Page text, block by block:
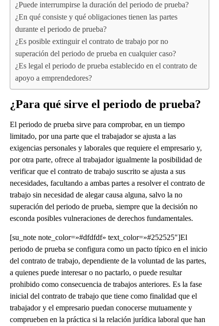
¿Puede interrumpirse la duración del periodo de prueba?
¿En qué consiste y qué obligaciones tienen las partes
durante el periodo de prueba?
¿Es posible extinguir el contrato de trabajo por no
superación del periodo de prueba en cualquier caso?
¿Es legal el periodo de prueba establecido en el contrato de
apoyo a emprendedores?
¿Para qué sirve el periodo de prueba?
El periodo de prueba sirve para comprobar, en un tiempo
limitado, por una parte que el trabajador se ajusta a las
exigencias personales y laborales que requiere el empresario y,
por otra parte, ofrece al trabajador igualmente la posibilidad de
verificar que el contrato de trabajo suscrito se ajusta a sus
necesidades, facultando a ambas partes a resolver el contrato de
trabajo sin necesidad de alegar causa alguna, salvo la no
superación del periodo de prueba, siempre que la decisión no
esconda posibles vulneraciones de derechos fundamentales.
[su_note note_color=»#dfdfdf» text_color=»#252525″]El
periodo de prueba se configura como un pacto típico en el inicio
del contrato de trabajo, dependiente de la voluntad de las partes,
a quienes puede interesar o no pactarlo, o puede resultar
prohibido como consecuencia de trabajos anteriores. Es la fase
inicial del contrato de trabajo que tiene como finalidad que el
trabajador y el empresario puedan conocerse mutuamente y
comprueben en la práctica si la relación jurídica laboral que han